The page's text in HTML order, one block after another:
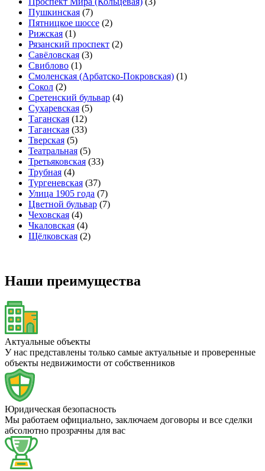
Пушкинская (7)
Пятницкое шоссе (2)
Рижская (1)
Рязанский проспект (2)
Савёловская (3)
Свиблово (1)
Смоленская (Арбатско-Покровская) (1)
Сокол (2)
Сретенский бульвар (4)
Сухаревская (5)
Таганская (12)
Таганская (33)
Тверская (5)
Театральная (5)
Третьяковская (33)
Трубная (4)
Тургеневская (37)
Улица 1905 года (7)
Цветной бульвар (7)
Чеховская (4)
Чкаловская (4)
Щёлковская (2)
Наши преимущества
Актуальные объекты
У нас представлены только самые актуальные и проверенные
объекты недвижимости от собственников
Юридическая безопасность
Мы работаем официально, заключаем договоры и все сделки
абсолютно прозрачны для вас